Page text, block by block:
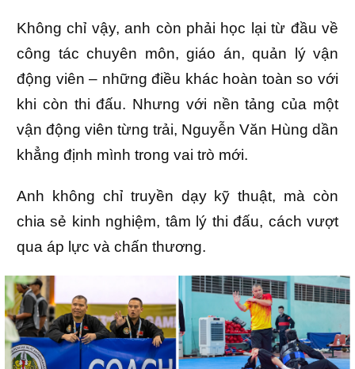
Không chỉ vậy, anh còn phải học lại từ đầu về
công tác chuyên môn, giáo án, quản lý vận
động viên – những điều khác hoàn toàn so với
khi còn thi đấu. Nhưng với nền tảng của một
vận động viên từng trải, Nguyễn Văn Hùng dần
khẳng định mình trong vai trò mới.
Anh không chỉ truyền dạy kỹ thuật, mà còn
chia sẻ kinh nghiệm, tâm lý thi đấu, cách vượt
qua áp lực và chấn thương.